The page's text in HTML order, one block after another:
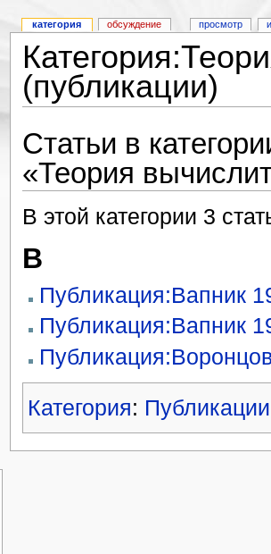
(публикации)
Статьи в
«Теория
В этой категории 3
В
Публикация:Вапник
Публикация:Вапник
Категория:
категория обсуждение просмотр